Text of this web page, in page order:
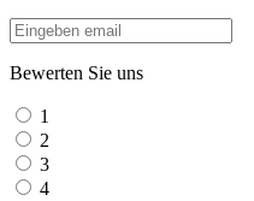
Bewerten Sie uns
1
2
3
4